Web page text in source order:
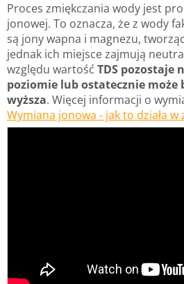
Proces zmiękczania wody jest
jonowej. To oznacza, że z wody
są jony wapna i magnezu,
jednak ich miejsce zajmują
względu wartość TDS pozostaje
poziomie lub ostatecznie może
wyższa. Więcej informacji o
Wymiana jonowa - jak to działa w